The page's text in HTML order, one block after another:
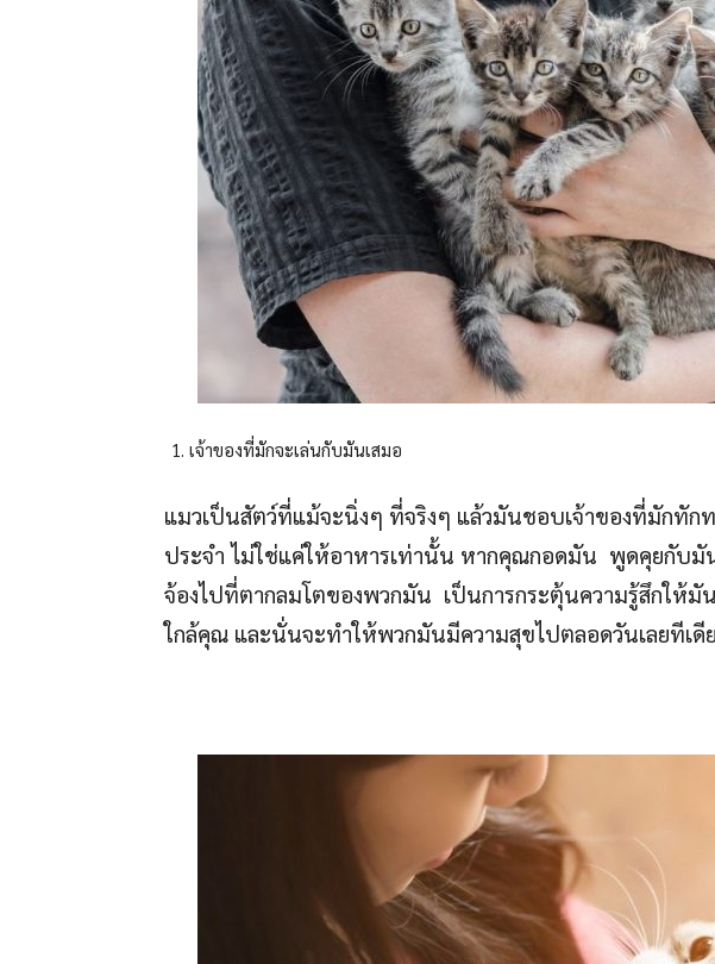
เจ้าของที่มักจะเล่นกับมันเสมอ
แมวเป็นสัตว์ที่แม้จะนิ่งๆ ที่จริงๆ แล้วมันชอบเจ้าของที่มักทัก
ประจำ ไม่ใช่แค่ให้อาหารเท่านั้น หากคุณกอดมัน พูดคุยกับ
จ้องไปที่ตากลมโตของพวกมัน เป็นการกระตุ้นความรู้สึกให้มั
ใกล้คุณ และนั่นจะทำให้พวกมันมีความสุขไปตลอดวันเลยทีเดี